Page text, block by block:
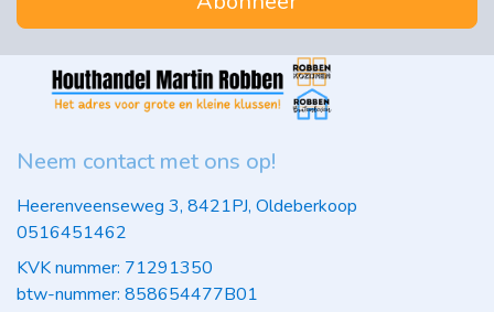
Neem contact met ons op!
Heerenveenseweg 3, 8421PJ, Oldeberkoop
0516451462
KVK nummer: 71291350
btw-nummer: 858654477B01